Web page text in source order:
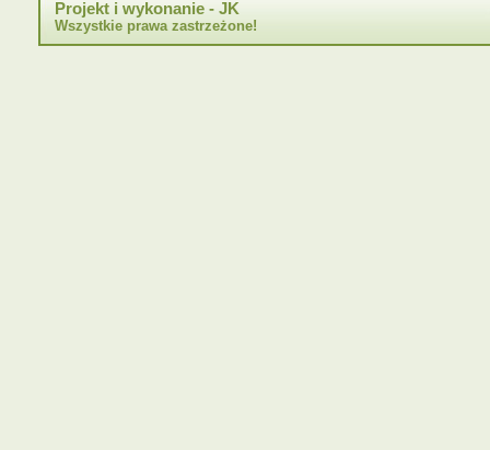
Projekt i wykonanie - JK
Wszystkie prawa zastrzeżone!